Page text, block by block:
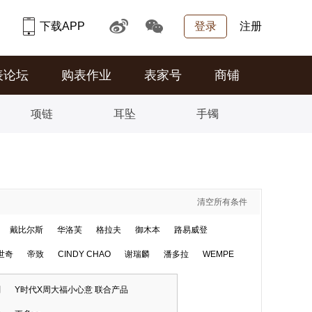
登录 注册
下载APP
论坛 购表作业 表家号 商铺
项链 耳坠 手镯
清空所有条件
戴比尔斯 华洛芙 格拉夫 御木本 路易威登
奇 帝致 CINDY CHAO 谢瑞麟 潘多拉 WEMPE
Y时代X周大福小心意 联合产品